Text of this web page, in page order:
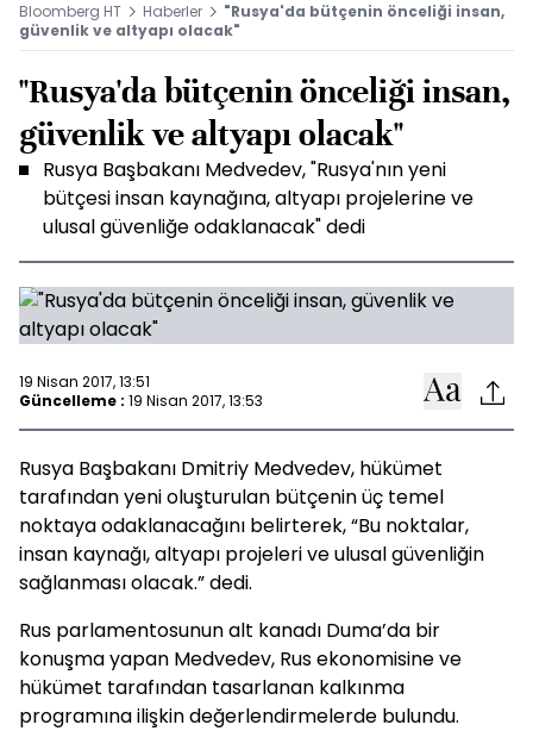
Bloomberg HT Haberler
"Rusya'da bütçenin önceliği insan,
güvenlik ve altyapı olacak"
"Rusya'da bütçenin önceliği insan,
güvenlik ve altyapı olacak"
Rusya Başbakanı Medvedev, "Rusya'nın yeni
bütçesi insan kaynağına, altyapı projelerine ve
ulusal güvenliğe odaklanacak" dedi
19 Nisan 2017, 13:51
Güncelleme : 19 Nisan 2017, 13:53
Rusya Başbakanı Dmitriy Medvedev, hükümet
tarafından yeni oluşturulan bütçenin üç temel
noktaya odaklanacağını belirterek, “Bu noktalar,
insan kaynağı, altyapı projeleri ve ulusal güvenliğin
sağlanması olacak.” dedi.
Rus parlamentosunun alt kanadı Duma’da bir
konuşma yapan Medvedev, Rus ekonomisine ve
hükümet tarafından tasarlanan kalkınma
programına ilişkin değerlendirmelerde bulundu.